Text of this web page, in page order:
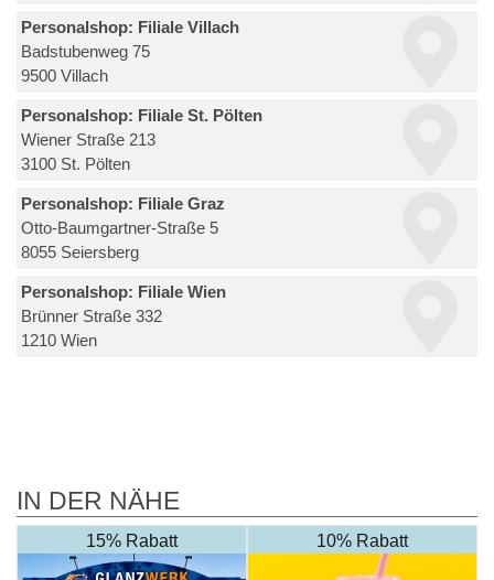
Personalshop: Filiale Villach
Badstubenweg 75
9500 Villach
Personalshop: Filiale St. Pölten
Wiener Straße 213
3100 St. Pölten
Personalshop: Filiale Graz
Otto-Baumgartner-Straße 5
8055 Seiersberg
Personalshop: Filiale Wien
Brünner Straße 332
1210 Wien
IN DER NÄHE
15% Rabatt 10% Rabatt